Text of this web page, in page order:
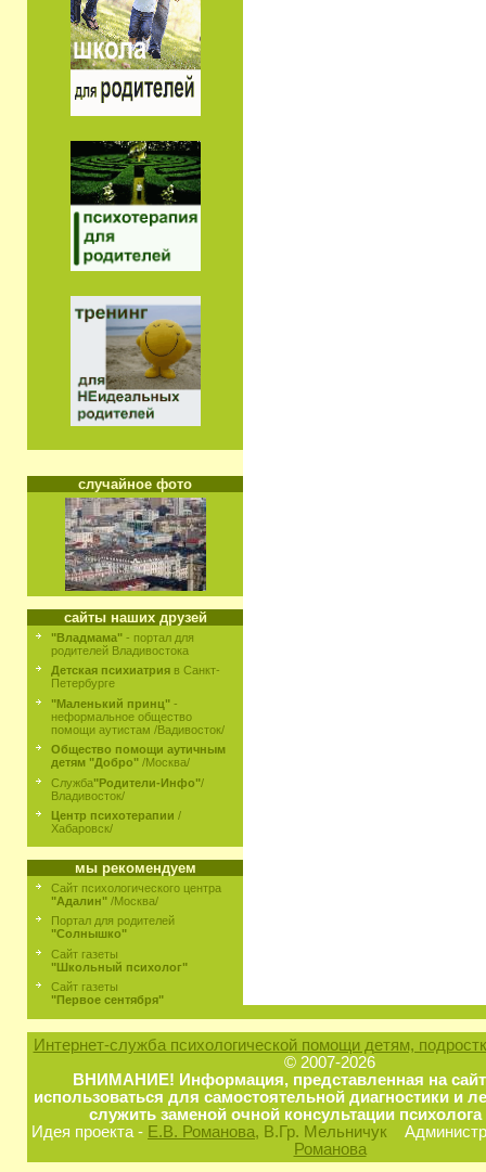
случайное фото
сайты наших друзей
"Владмама" - портал для
родителей Владивостока
Детская психиатрия в Санкт-
Петербурге
"Маленький принц" -
неформальное общество
помощи аутистам /Вадивосток/
Общество помощи аутичным
детям "Добро" /Москва/
Служба"Родители-Инфо"/
Владивосток/
Центр психотерапии /
Хабаровск/
мы рекомендуем
Сайт психологического центра
"Адалин" /Москва/
Портал для родителей
"Солнышко"
Сайт газеты
"Школьный психолог"
Сайт газеты
"Первое сентября"
Интернет-служба психологической помощи детям,
© 2007-2026
ВНИМАНИЕ! Информация, представленная на
использоваться для самостоятельной диагностики и
служить заменой очной консультации
Идея проекта - Е.В. Романова, В.Гр. Мельничук
Романова